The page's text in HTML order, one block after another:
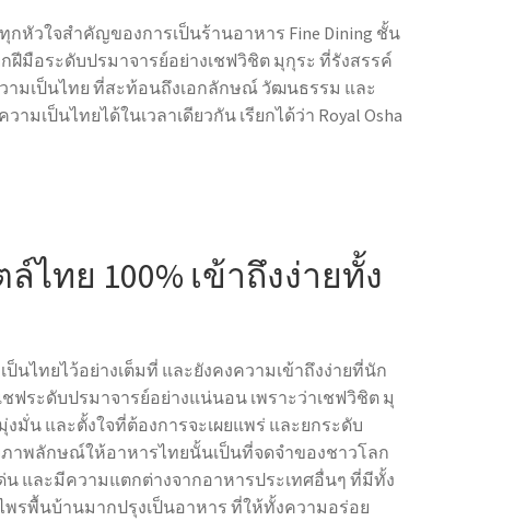
กหัวใจสำคัญของการเป็นร้านอาหาร Fine Dining ชั้น
มือระดับปรมาจารย์อย่างเชฟวิชิต มุกุระ ที่รังสรรค์
มเป็นไทย ที่สะท้อนถึงเอกลักษณ์ วัฒนธรรม และ
ป็นไทยได้ในเวลาเดียวกัน เรียกได้ว่า Royal Osha
ล์ไทย 100% เข้าถึงง่ายทั้ง
ไทยไว้อย่างเต็มที่ และยังคงความเข้าถึงง่ายที่นัก
ระดับปรมาจารย์อย่างแน่นอน เพราะว่าเชฟวิชิต มุ
มั่น และตั้งใจที่ต้องการจะเผยแพร่ และยกระดับ
ภาพลักษณ์ให้อาหารไทยนั้นเป็นที่จดจำของชาวโลก
และมีความแตกต่างจากอาหารประเทศอื่นๆ ที่มีทั้ง
รพื้นบ้านมากปรุงเป็นอาหาร ที่ให้ทั้งความอร่อย